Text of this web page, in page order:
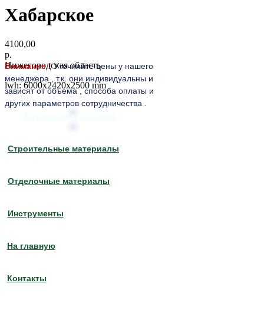
Внимание !Уточняйте цены у нашего
менеджера , т.к. они индивидуальны и
зависят от объема , способа оплаты и
других параметров сотрудничества .
Строительные материалы
Отделочные материалы
Инструменты
На главную
Контакты
Хабарское
4100,00
р.
Нижегородская область
lwh: 6000x2420x2500 mm